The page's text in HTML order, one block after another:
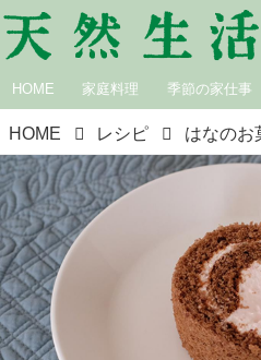
HOME 家庭料理 季節の家仕事
HOME レシピ